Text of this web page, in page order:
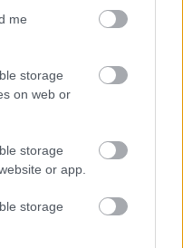
me
storage
on web or
storage
or app.
storage
működését!